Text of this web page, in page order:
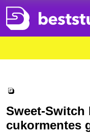
Sweet-Switch
cukormentes